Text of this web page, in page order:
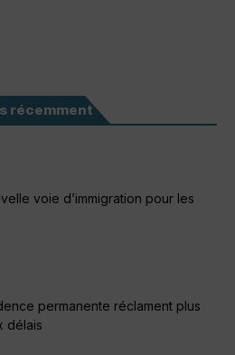
récemment
voie d’immigration pour les
permanente réclament plus
délais